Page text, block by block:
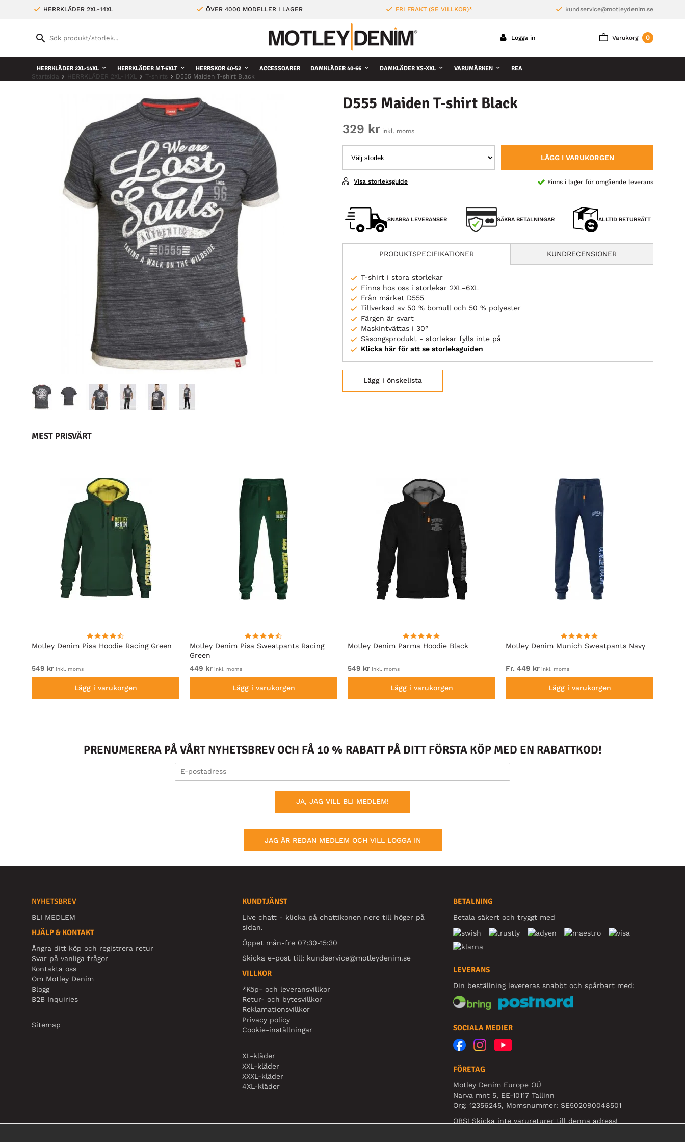
HERRKLÄDER 2XL-14XL ÖVER 4000 MODELLER I LAGER FRI FRAKT (SE VILLKOR)* kundservice@motleydenim.se
Varukorg 0
Logga in
HERRKLÄDER 2XL-14XL HERRKLÄDER MT-6XLT HERRSKOR 40-52 ACCESSOARER DAMKLÄDER 40-66 DAMKLÄDER XS-XXL VARUMÄRKEN REA
Startsida HERRKLÄDER 2XL-14XL T-shirts D555 Maiden T-shirt Black
D555 Maiden T-shirt Black
329 kr inkl. moms
LÄGG I VARUKORGEN
Finns i lager för omgående leverans
Visa storleksguide
SNABBA LEVERANSER SÄKRA BETALNINGAR ALLTID RETURRÄTT
PRODUKTSPECIFIKATIONER KUNDRECENSIONER
T-shirt i stora storlekar
Finns hos oss i storlekar 2XL–6XL
Från märket D555
Tillverkad av 50 % bomull och 50 % polyester
Färgen är svart
Maskintvättas i 30°
Säsongsprodukt - storlekar fylls inte på
Klicka här för att se storleksguiden
Lägg i önskelista
MEST PRISVÄRT
Motley Denim Pisa Hoodie Racing Green
549 kr inkl. moms
Lägg i varukorgen
Motley Denim Pisa Sweatpants Racing
Green
449 kr inkl. moms
Lägg i varukorgen
Motley Denim Parma Hoodie Black
549 kr inkl. moms
Lägg i varukorgen
Motley Denim Munich Sweatpants Navy
Fr. 449 kr inkl. moms
Lägg i varukorgen
PRENUMERERA PÅ VÅRT NYHETSBREV OCH FÅ 10 % RABATT PÅ DITT FÖRSTA KÖP MED EN RABATTKOD!
JA, JAG VILL BLI MEDLEM!
JAG ÄR REDAN MEDLEM OCH VILL LOGGA IN
NYHETSBREV
BLI MEDLEM
HJÄLP & KONTAKT
Ångra ditt köp och registrera retur
Svar på vanliga frågor
Kontakta oss
Om Motley Denim
Blogg
B2B Inquiries
Sitemap
KUNDTJÄNST
Live chatt - klicka på chattikonen nere till höger på
sidan.
Öppet mån-fre 07:30-15:30
Skicka e-post till: kundservice@motleydenim.se
VILLKOR
*Köp- och leveransvillkor
Retur- och bytesvillkor
Reklamationsvillkor
Privacy policy
Cookie-inställningar
XL-kläder
XXL-kläder
XXXL-kläder
4XL-kläder
BETALNING
Betala säkert och tryggt med
LEVERANS
Din beställning levereras snabbt och spårbart med:
SOCIALA MEDIER
FÖRETAG
Motley Denim Europe OÜ
Narva mnt 5, EE-10117 Tallinn
Org: 12356245, Momsnummer: SE502090048501
OBS! Skicka inte varureturer till denna adress!